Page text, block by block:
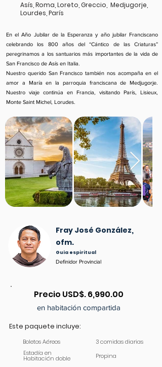
Asís, Roma, Loreto, Greccio, Medjugorje,
Lourdes, París
En el Año Jubilar de la Esperanza y año jubilar Franciscano
celebrando los 800 años del “Cántico de las Criaturas”
peregrinamos a los santuarios más importantes de la vida de
San Francisco de Asís en Italia.
Nuestro querido San Francisco también nos acompaña en el
amor a María en la parroquia franciscana de Medjugorje.
Nuestro viaje continúa en Francia, visitando París, Lisieux,
Monte Saint Michel, Lorudes.
Fray José González,
ofm.
Guía espiritual
Definidor Provincial
Precio USD$. 6,990.00
en habitación compartida
Este paquete incluye:
Boletos Aéreos
3 comidas diarias
Estadía en
Habitación doble Propina